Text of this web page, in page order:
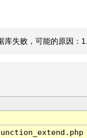
库失败，可能的原因：